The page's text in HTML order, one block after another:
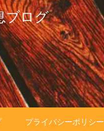
ブログ
プライバシーポリシー